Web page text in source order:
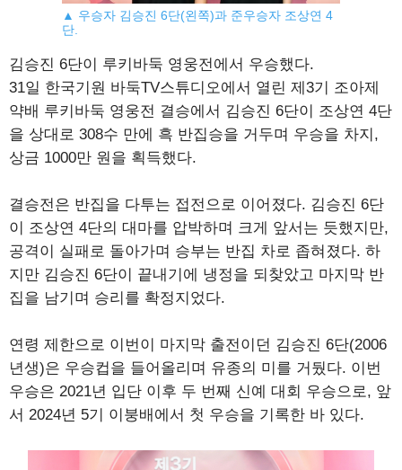
▲ 우승자 김승진 6단(왼쪽)과 준우승자 조상연 4
단.
김승진 6단이 루키바둑 영웅전에서 우승했다.
31일 한국기원 바둑TV스튜디오에서 열린 제3기 조아제
약배 루키바둑 영웅전 결승에서 김승진 6단이 조상연 4단
을 상대로 308수 만에 흑 반집승을 거두며 우승을 차지,
상금 1000만 원을 획득했다.
결승전은 반집을 다투는 접전으로 이어졌다. 김승진 6단
이 조상연 4단의 대마를 압박하며 크게 앞서는 듯했지만,
공격이 실패로 돌아가며 승부는 반집 차로 좁혀졌다. 하
지만 김승진 6단이 끝내기에 냉정을 되찾았고 마지막 반
집을 남기며 승리를 확정지었다.
연령 제한으로 이번이 마지막 출전이던 김승진 6단(2006
년생)은 우승컵을 들어올리며 유종의 미를 거뒀다. 이번
우승은 2021년 입단 이후 두 번째 신예 대회 우승으로, 앞
서 2024년 5기 이붕배에서 첫 우승을 기록한 바 있다.